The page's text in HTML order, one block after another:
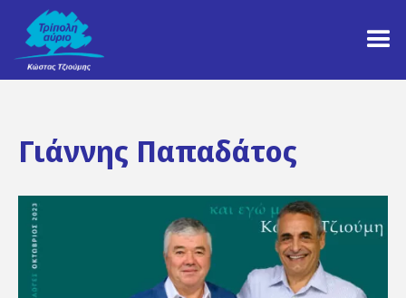
Γιάννης Παπαδάτος